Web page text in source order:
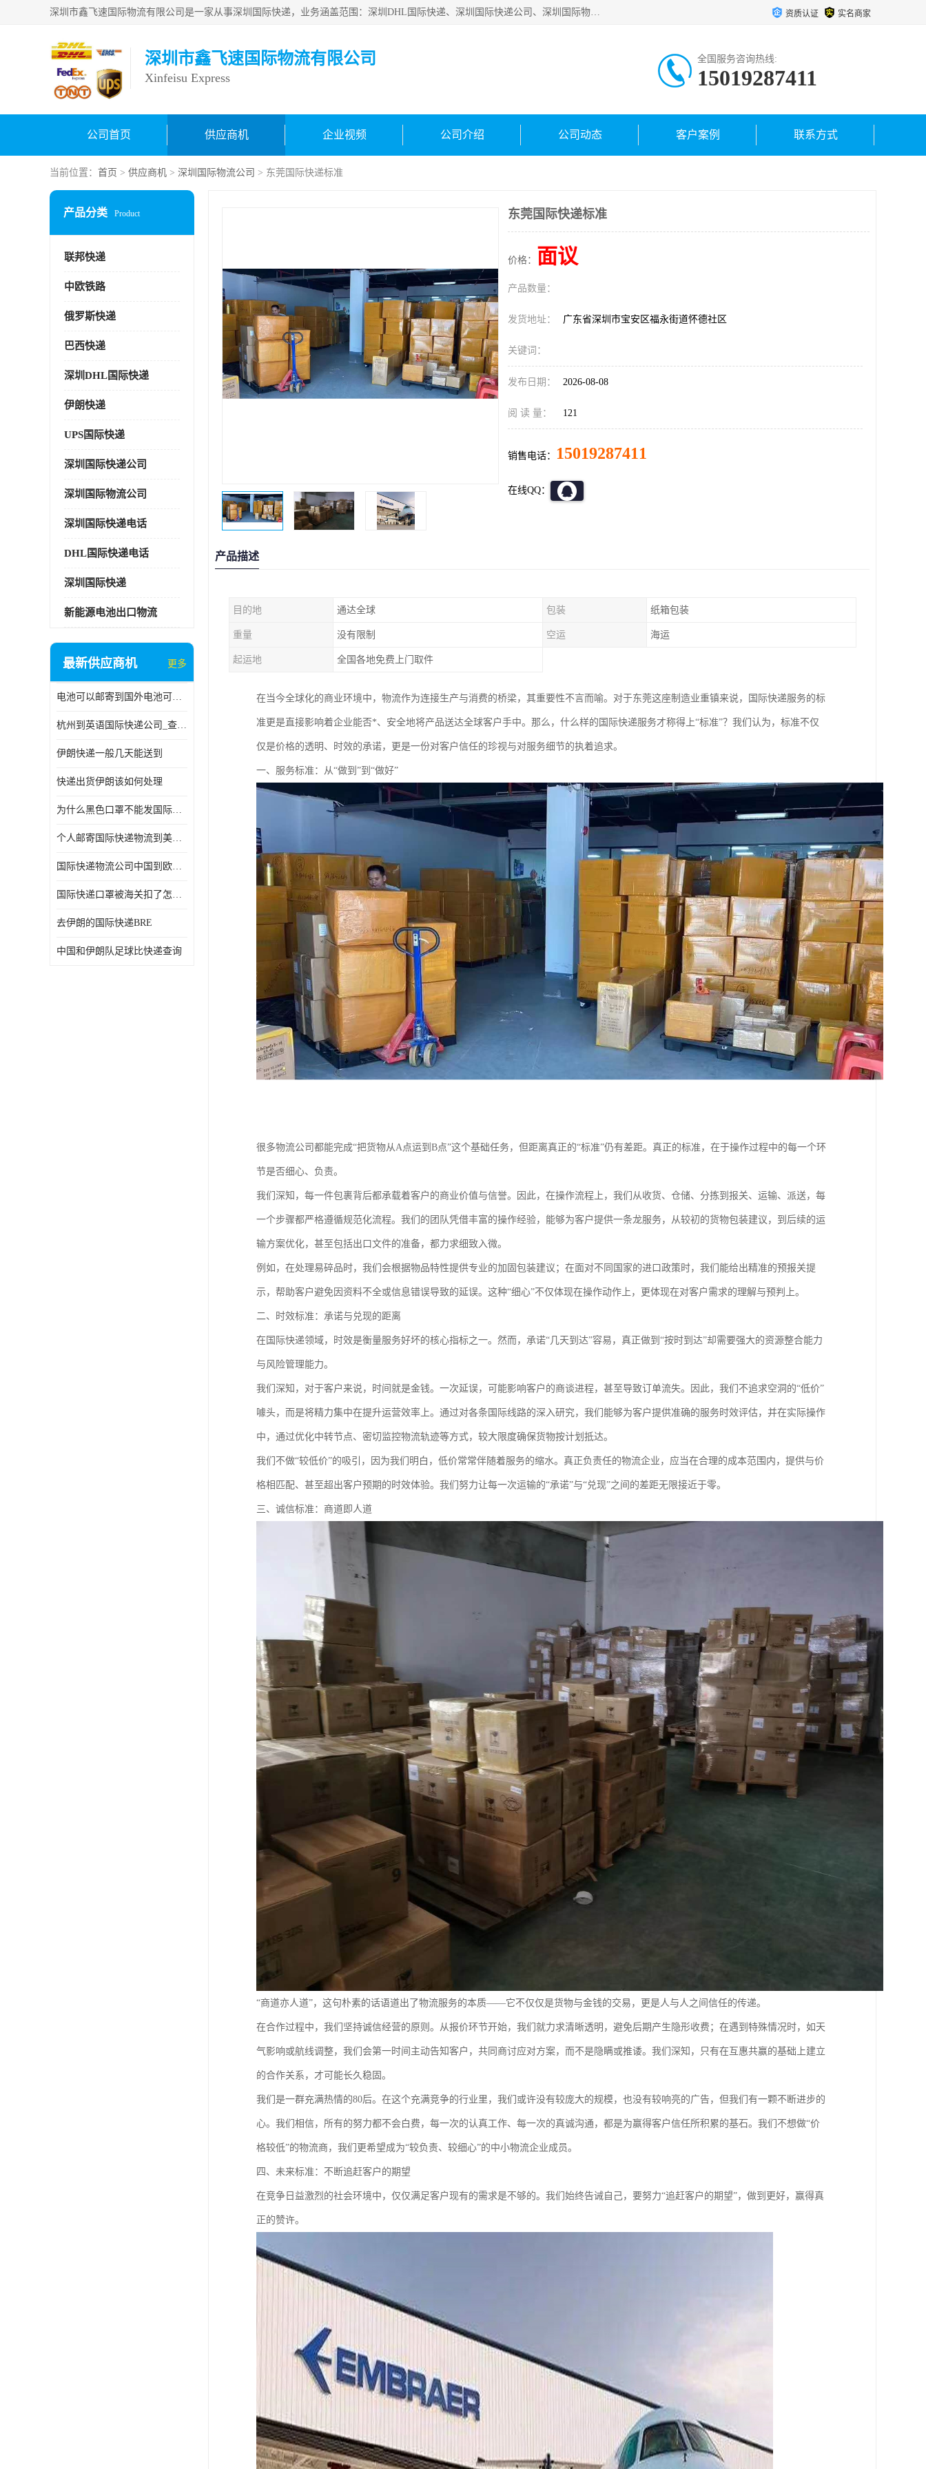
深圳市鑫飞速国际物流有限公司是一家从事深圳国际快递，业务涵盖范围：深圳DHL国际快递、深圳国际快递公司、深圳国际物流公司、深圳国际快递、深圳DHL国际快递电话可拨打全国服务热线：15019287411。欢迎各位亲来人来电到我司洽谈合作。 资质认证 实名商家
深圳市鑫飞速国际物流有限公司
Xinfeisu Express
全国服务咨询热线:
15019287411
公司首页 供应商机 企业视频 公司介绍 公司动态 客户案例 联系方式
当前位置： 首页 > 供应商机 > 深圳国际物流公司 > 东莞国际快递标准
产品分类 Product
联邦快递
中欧铁路
俄罗斯快递
巴西快递
深圳DHL国际快递
伊朗快递
UPS国际快递
深圳国际快递公司
深圳国际物流公司
深圳国际快递电话
DHL国际快递电话
深圳国际快递
新能源电池出口物流
最新供应商机 更多
电池可以邮寄到国外电池可以发国际物流手机电池可以邮寄到国外
杭州到英语国际快递公司_查国际快递
伊朗快递一般几天能送到
快递出货伊朗该如何处理
为什么黑色口罩不能发国际快递 国际寄口罩快递需要填写信息
个人邮寄国际快递物流到美加墨西哥英国比利时荷兰波兰意大利
国际快递物流公司中国到欧洲英国法国德国能寄铁路空运海运
国际快递口罩被海关扣了怎么办
去伊朗的国际快递BRE
中国和伊朗队足球比快递查询
东莞国际快递标准
价格： 面议
产品数量：
发货地址： 广东省深圳市宝安区福永街道怀德社区
关键词：
发布日期： 2026-08-08
阅 读 量： 121
销售电话： 15019287411
在线QQ：
产品描述
目的地 通达全球 包装 纸箱包装
重量 没有限制 空运 海运
起运地 全国各地免费上门取件
在当今全球化的商业环境中，物流作为连接生产与消费的桥梁，其重要性不言而喻。对于东莞这座制造业重镇来说，国际快递服务的标
准更是直接影响着企业能否*、安全地将产品送达全球客户手中。那么，什么样的国际快递服务才称得上“标准”？我们认为，标准不仅
仅是价格的透明、时效的承诺，更是一份对客户信任的珍视与对服务细节的执着追求。
一、服务标准：从“做到”到“做好”
很多物流公司都能完成“把货物从A点运到B点”这个基础任务，但距离真正的“标准”仍有差距。真正的标准，在于操作过程中的每一个环
节是否细心、负责。
我们深知，每一件包裹背后都承载着客户的商业价值与信誉。因此，在操作流程上，我们从收货、仓储、分拣到报关、运输、派送，每
一个步骤都严格遵循规范化流程。我们的团队凭借丰富的操作经验，能够为客户提供一条龙服务，从较初的货物包装建议，到后续的运
输方案优化，甚至包括出口文件的准备，都力求细致入微。
例如，在处理易碎品时，我们会根据物品特性提供专业的加固包装建议；在面对不同国家的进口政策时，我们能给出精准的预报关提
示，帮助客户避免因资料不全或信息错误导致的延误。这种“细心”不仅体现在操作动作上，更体现在对客户需求的理解与预判上。
二、时效标准：承诺与兑现的距离
在国际快递领域，时效是衡量服务好坏的核心指标之一。然而，承诺“几天到达”容易，真正做到“按时到达”却需要强大的资源整合能力
与风险管理能力。
我们深知，对于客户来说，时间就是金钱。一次延误，可能影响客户的商谈进程，甚至导致订单流失。因此，我们不追求空洞的“低价”
噱头，而是将精力集中在提升运营效率上。通过对各条国际线路的深入研究，我们能够为客户提供准确的服务时效评估，并在实际操作
中，通过优化中转节点、密切监控物流轨迹等方式，较大限度确保货物按计划抵达。
我们不做“较低价”的吸引，因为我们明白，低价常常伴随着服务的缩水。真正负责任的物流企业，应当在合理的成本范围内，提供与价
格相匹配、甚至超出客户预期的时效体验。我们努力让每一次运输的“承诺”与“兑现”之间的差距无限接近于零。
三、诚信标准：商道即人道
“商道亦人道”，这句朴素的话语道出了物流服务的本质——它不仅仅是货物与金钱的交易，更是人与人之间信任的传递。
在合作过程中，我们坚持诚信经营的原则。从报价环节开始，我们就力求清晰透明，避免后期产生隐形收费；在遇到特殊情况时，如天
气影响或航线调整，我们会第一时间主动告知客户，共同商讨应对方案，而不是隐瞒或推诿。我们深知，只有在互惠共赢的基础上建立
的合作关系，才可能长久稳固。
我们是一群充满热情的80后。在这个充满竞争的行业里，我们或许没有较庞大的规模，也没有较响亮的广告，但我们有一颗不断进步的
心。我们相信，所有的努力都不会白费，每一次的认真工作、每一次的真诚沟通，都是为赢得客户信任所积累的基石。我们不想做“价
格较低”的物流商，我们更希望成为“较负责、较细心”的中小物流企业成员。
四、未来标准：不断追赶客户的期望
在竞争日益激烈的社会环境中，仅仅满足客户现有的需求是不够的。我们始终告诫自己，要努力“追赶客户的期望”，做到更好，赢得真
正的赞许。